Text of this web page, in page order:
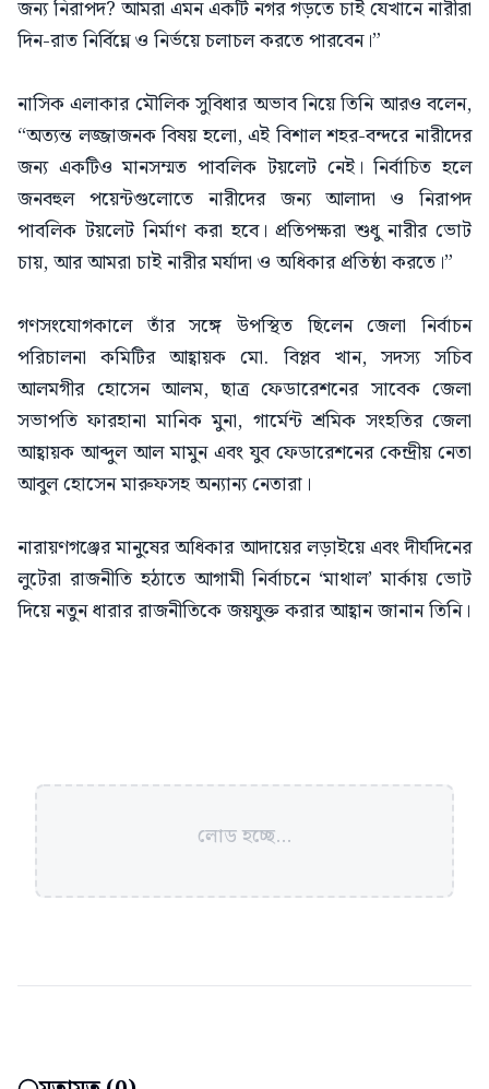
জন্য নিরাপদ? আমরা এমন একটি নগর গড়তে চাই যেখানে নারীরা
দিন-রাত নির্বিঘ্নে ও নির্ভয়ে চলাচল করতে পারবেন।”
নাসিক এলাকার মৌলিক সুবিধার অভাব নিয়ে তিনি আরও বলেন,
“অত্যন্ত লজ্জাজনক বিষয় হলো, এই বিশাল শহর-বন্দরে নারীদের
জন্য একটিও মানসম্মত পাবলিক টয়লেট নেই। নির্বাচিত হলে
জনবহুল পয়েন্টগুলোতে নারীদের জন্য আলাদা ও নিরাপদ
পাবলিক টয়লেট নির্মাণ করা হবে। প্রতিপক্ষরা শুধু নারীর ভোট
চায়, আর আমরা চাই নারীর মর্যাদা ও অধিকার প্রতিষ্ঠা করতে।”
গণসংযোগকালে তাঁর সঙ্গে উপস্থিত ছিলেন জেলা নির্বাচন
পরিচালনা কমিটির আহ্বায়ক মো. বিপ্লব খান, সদস্য সচিব
আলমগীর হোসেন আলম, ছাত্র ফেডারেশনের সাবেক জেলা
সভাপতি ফারহানা মানিক মুনা, গার্মেন্ট শ্রমিক সংহতির জেলা
আহ্বায়ক আব্দুল আল মামুন এবং যুব ফেডারেশনের কেন্দ্রীয় নেতা
আবুল হোসেন মারুফসহ অন্যান্য নেতারা।
নারায়ণগঞ্জের মানুষের অধিকার আদায়ের লড়াইয়ে এবং দীর্ঘদিনের
লুটেরা রাজনীতি হঠাতে আগামী নির্বাচনে ‘মাথাল’ মার্কায় ভোট
দিয়ে নতুন ধারার রাজনীতিকে জয়যুক্ত করার আহ্বান জানান তিনি।
লোড হচ্ছে...